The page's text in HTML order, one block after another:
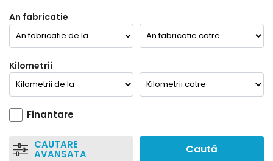
An fabricatie
Kilometrii
Finantare
CAUTARE
AVANSATA Caută